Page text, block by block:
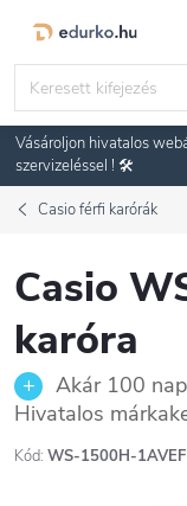
Vásároljon hivatalos
szervizeléssel ! 🛠️
Casio férfi karórák
Casio
karóra
Akár 100
Hivatalos
Kód: WS-1500H-1AVEF